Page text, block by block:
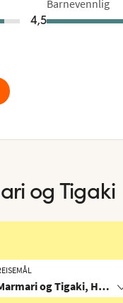
4,5
Barnevennlig
og Tigaki
og Tigaki, Hellas